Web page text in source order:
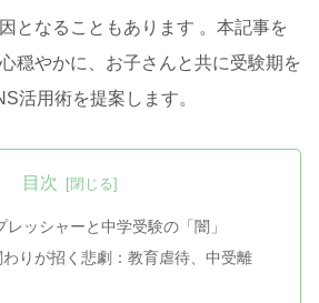
となることもあります 。本記事を
穏やかに、お子さんと共に受験期を
活用術を提案します。
目次
レッシャーと中学受験の「闇」
りが招く悲劇：教育虐待、中受離